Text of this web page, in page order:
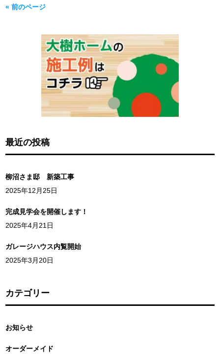
« 前のページ
最近の投稿
柳沼さま邸 新築工事
2025年12月25日
完成見学会を開催します！
2025年4月21日
ガレージハウス内覧開始
2025年3月20日
カテゴリー
お知らせ
オーダーメイド